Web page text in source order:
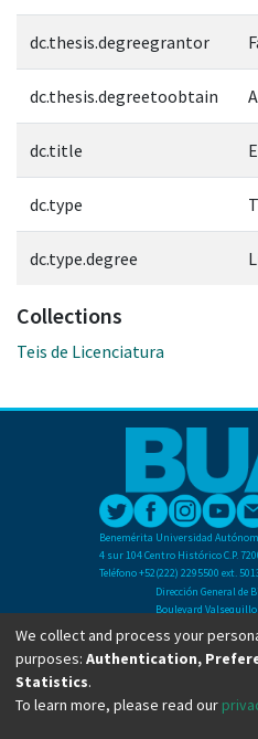
dc.thesis.degreegrantor
dc.thesis.degreetoobtain
dc.title
dc.type
dc.type.degree
Collections
Teis de Licenciatura
Benemérita Universidad
4 sur 104 Centro Histórico C.P.
Teléfono +52(222) 2295500 ext.
Dirección General de
Boulevard Valsequillo
Ciudad Universitaria.
C.P. 72570
Teléfono +52 (222)
We collect and process your
purposes: Authentication,
Statistics.
To learn more, please read our